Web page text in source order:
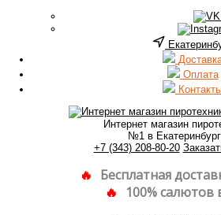
Оплата
Интернет магазин
№1 в
+7 (343) 208-80-20
Бесплатная
100% салютов